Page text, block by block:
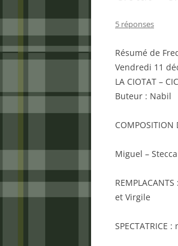
5 réponses
Résumé de
Vendredi 11
LA CIOTAT –
Buteur : Nabil
COMPOSITION
Miguel –
et Virgile
SPECTATRICE